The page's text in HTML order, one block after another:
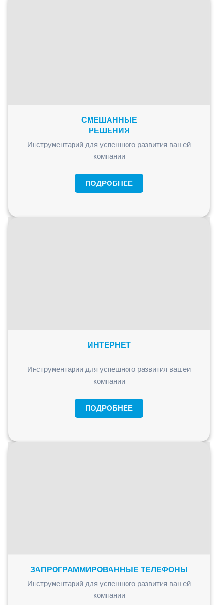
СМЕШАННЫЕ
РЕШЕНИЯ
Инструментарий для успешного развития вашей
компании
ПОДРОБНЕЕ
ИНТЕРНЕТ
Инструментарий для успешного развития вашей
компании
ПОДРОБНЕЕ
ЗАПРОГРАММИРОВАННЫЕ ТЕЛЕФОНЫ
Инструментарий для успешного развития вашей
компании